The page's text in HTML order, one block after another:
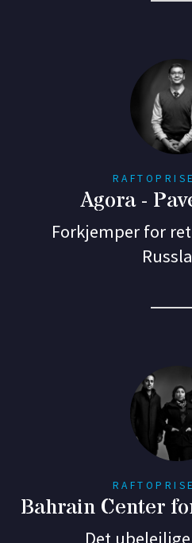
Agora -
Forkjemper for
Bahrain Center
Det